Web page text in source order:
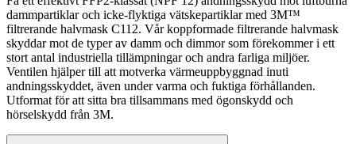
dammpartiklar och icke-flyktiga vätskepartiklar med 3M™
filtrerande halvmask C112. Vår koppformade filtrerande halvmask
skyddar mot de typer av damm och dimmor som förekommer i ett
stort antal industriella tillämpningar och andra farliga miljöer.
Ventilen hjälper till att motverka värmeuppbyggnad inuti
andningsskyddet, även under varma och fuktiga förhållanden.
Utformat för att sitta bra tillsammans med ögonskydd och
hörselskydd från 3M.